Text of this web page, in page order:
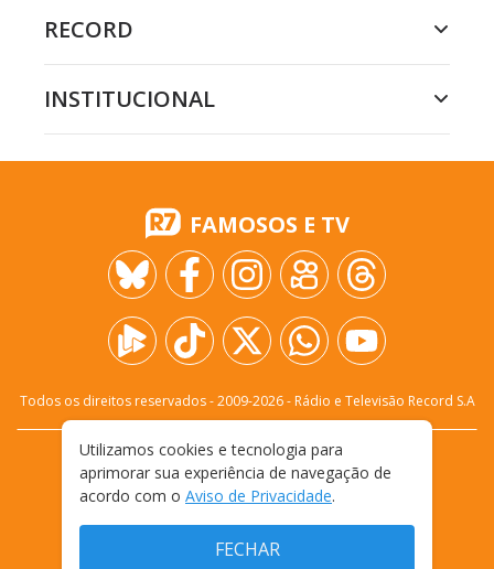
RECORD
INSTITUCIONAL
FAMOSOS E TV
Todos os direitos reservados - 2009-2026- Rádio e Televisão Record S.A
FALE CONOSCO
PRIVACIDADE
TERMOS E CONDIÇÕES DE USO
Utilizamos cookies e tecnologia para
aprimorar sua experiência de navegação de
acordo com o Aviso de Privacidade.
FECHAR